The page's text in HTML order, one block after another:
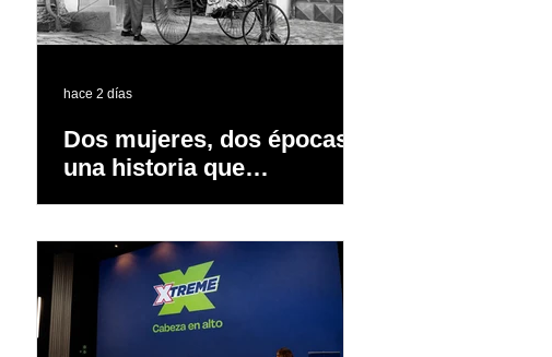
Dos mujeres, dos épocas y
una historia que
hace 2 días